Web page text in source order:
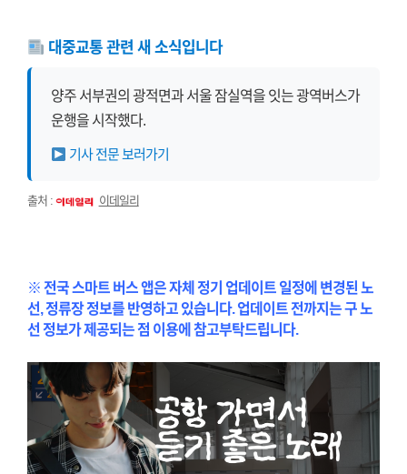
대중교통 관련 새 소식입니다
양주 서부권의 광적면과 서울 잠실역을 잇는 광역버스가
운행을 시작했다.
기사 전문 보러가기
출처 : 이데일리
※ 전국 스마트 버스 앱은 자체 정기 업데이트 일정에 변경된 노
선, 정류장 정보를 반영하고 있습니다. 업데이트 전까지는 구 노
선 정보가 제공되는 점 이용에 참고부탁드립니다.